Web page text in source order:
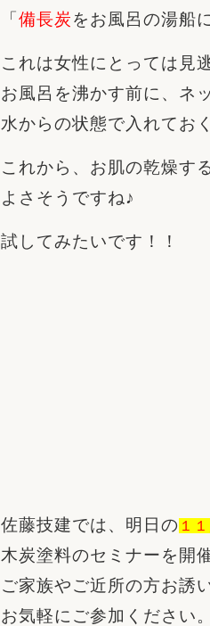
お客さまの声
ストップ
「 備長炭をお風呂の湯船
これは女性にとっては見
お風呂を沸かす前に、ネ
水からの状態で入れてお
これから、お肌の乾燥す
よさそうですね♪
試してみたいです！！
佐藤技建では、明日の １
木炭塗料のセミナーを開
ご家族やご近所の方お誘
お気軽にご参加ください